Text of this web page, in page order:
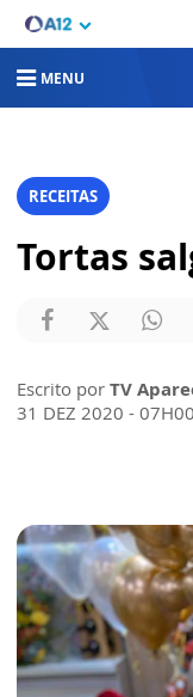
MENU
RECEITAS
Tortas
Escrito por TV
31 DEZ 2020 - 07H00